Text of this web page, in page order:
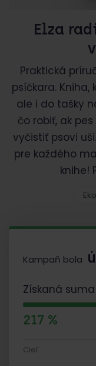
Elza
Praktická
psíčkara.
ale i do tašky
čo robiť, ak
vyčistiť psovi
pre každého
knihe!
Kampaň bola
Získaná suma
217 %
Cieľ